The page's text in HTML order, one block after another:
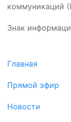
коммуникаций
Знак
Главная
Прямой эфир
Новости